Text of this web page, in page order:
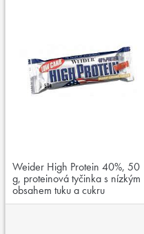
Weider High Protein 40%, 50
g, proteinová tyčinka s nízkým
obsahem tuku a cukru